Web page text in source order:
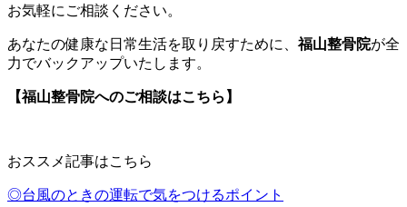
お気軽にご相談ください。
あなたの健康な日常生活を取り戻すために、福山整骨院が全
力でバックアップいたします。
【福山整骨院へのご相談はこちら】
おススメ記事はこちら
◎台風のときの運転で気をつけるポイント